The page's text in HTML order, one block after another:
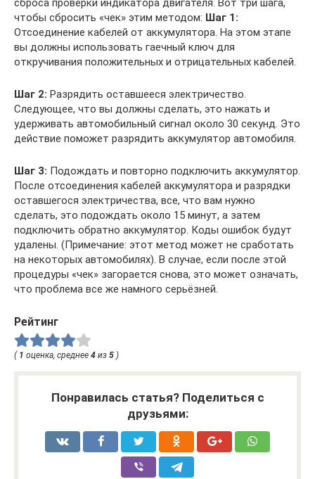
сброса проверки индикатора двигателя. Вот три шага,
чтобы сбросить «чек» этим методом: Шаг 1:
Отсоединение кабелей от аккумулятора. На этом этапе
вы должны использовать гаечный ключ для
откручивания положительных и отрицательных кабелей.
Шаг 2: Разрядить оставшееся электричество.
Следующее, что вы должны сделать, это нажать и
удерживать автомобильный сигнал около 30 секунд. Это
действие поможет разрядить аккумулятор автомобиля.
Шаг 3: Подождать и повторно подключить аккумулятор.
После отсоединения кабелей аккумулятора и разрядки
оставшегося электричества, все, что вам нужно
сделать, это подождать около 15 минут, а затем
подключить обратно аккумулятор. Коды ошибок будут
удалены. (Примечание: этот метод может не сработать
на некоторых автомобилях). В случае, если после этой
процедуры «чек» загорается снова, это может означать,
что проблема все же намного серьёзней.
Рейтинг
( 1 оценка, среднее 4 из 5 )
Понравилась статья? Поделиться с
друзьями: